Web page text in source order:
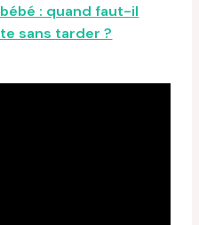
: quand faut-il
sans tarder ?